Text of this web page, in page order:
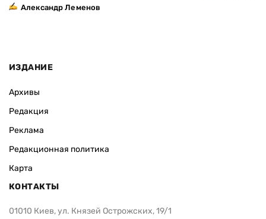
Александр Леменов
ИЗДАНИЕ
Архивы
Редакция
Реклама
Редакционная политика
Карта
КОНТАКТЫ
01010 Киев, ул. Князей Острожских, 19/1